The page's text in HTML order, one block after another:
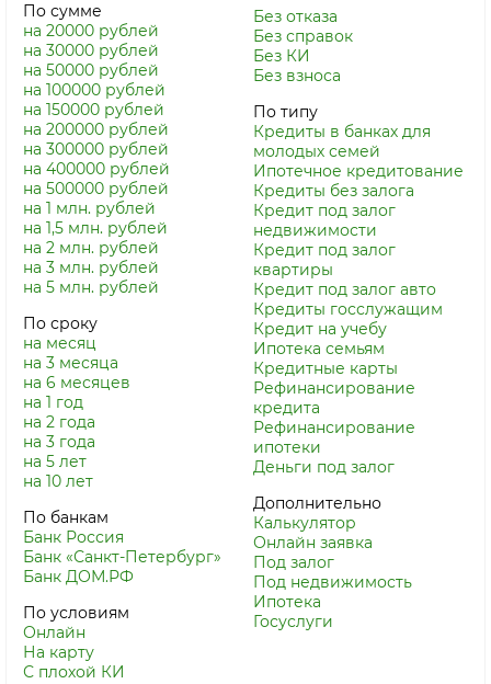
По сумме
на 20000 рублей
на 30000 рублей
на 50000 рублей
на 100000 рублей
на 150000 рублей
на 200000 рублей
на 300000 рублей
на 400000 рублей
на 500000 рублей
на 1 млн. рублей
на 1,5 млн. рублей
на 2 млн. рублей
на 3 млн. рублей
на 5 млн. рублей
По сроку
на месяц
на 3 месяца
на 6 месяцев
на 1 год
на 2 года
на 3 года
на 5 лет
на 10 лет
По банкам
Банк Россия
Банк «Санкт-Петербург»
Банк ДОМ.РФ
По условиям
Онлайн
На карту
С плохой КИ
Без отказа
Без справок
Без КИ
Без взноса
По типу
Кредиты в банках для
молодых семей
Ипотечное кредитование
Кредиты без залога
Кредит под залог
недвижимости
Кредит под залог
квартиры
Кредит под залог авто
Кредиты госслужащим
Кредит на учебу
Ипотека семьям
Кредитные карты
Рефинансирование
кредита
Рефинансирование
ипотеки
Деньги под залог
Дополнительно
Калькулятор
Онлайн заявка
Под залог
Под недвижимость
Ипотека
Госуслуги